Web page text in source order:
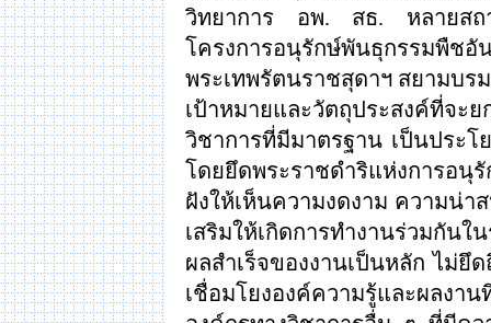
วิทยาการ อพ. สธ. หลายส
โครงการอนุรักษ์พันธุกรรมพืช
พระเทพรัตนราชสุดาฯ สยามบร
เป้าหมายและวัตถุประสงค์ที่จะ
วิชาการที่มีมาตรฐาน เป็นประ
โดยยึดพระราชดำริแห่งการอนุ
ฝังให้เห็นความงดงาม ความน่า
เสริมให้เกิดการทำงานร่วมกันใ
ผลสำเร็จของงานเป็นหลัก ไม่ยึ
เชื่อมโยงองค์ความรู้และผลง